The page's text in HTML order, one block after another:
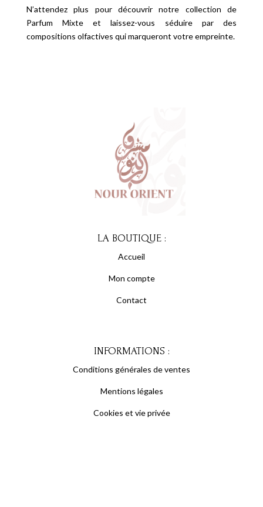
N’attendez plus pour découvrir notre collection de
Parfum Mixte et laissez-vous séduire par des
compositions olfactives qui marqueront votre empreinte.
LA BOUTIQUE :
Accueil
Mon compte
Contact
INFORMATIONS :
Conditions générales de ventes
Mentions légales
Cookies et vie privée